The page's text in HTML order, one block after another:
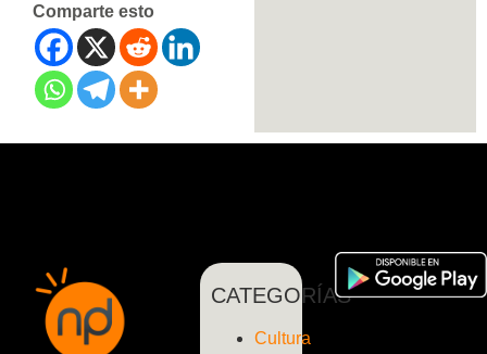
Comparte esto
CATEGORÍAS
Cultura